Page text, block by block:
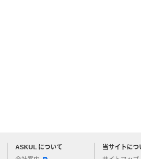
ASKUL について
当サイトにつ
アスクルについてお気軽にご質問ください